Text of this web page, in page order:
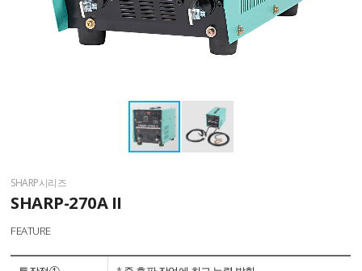
SHARP시리즈
SHARP-270A II
FEATURE